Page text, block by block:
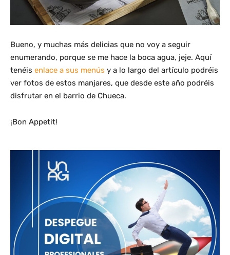
Bueno, y muchas más delicias que no voy a seguir
enumerando, porque se me hace la boca agua, jeje. Aquí
tenéis enlace a sus menús y a lo largo del artículo podréis
ver fotos de estos manjares, que desde este año podréis
disfrutar en el barrio de Chueca.
¡Bon Appetit!